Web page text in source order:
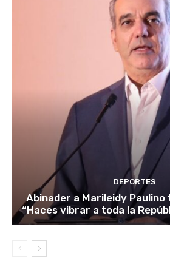
DEPORTES
Abinader a Marileidy
“Haces vibrar a toda la